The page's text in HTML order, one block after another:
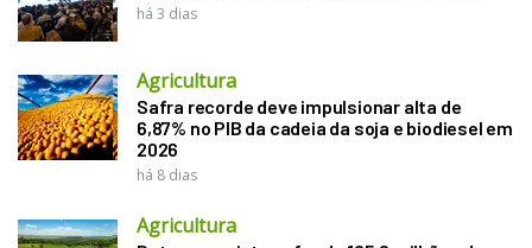
há 3 dias
Agricultura
Safra recorde deve impulsionar alta de
6,87% no PIB da cadeia da soja e biodiesel em
2026
há 8 dias
Agricultura